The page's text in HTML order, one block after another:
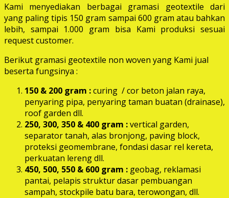
Kami menyediakan berbagai gramasi geotextile dari
yang paling tipis 150 gram sampai 600 gram atau bahkan
lebih, sampai 1.000 gram bisa Kami produksi sesuai
request customer.
Berikut gramasi geotextile non woven yang Kami jual
beserta fungsinya :
150 & 200 gram :curing / cor beton jalan raya,
penyaring pipa, penyaring taman buatan (drainase),
roof garden dll.
250, 300, 350 & 400 gram :vertical garden,
separator tanah, alas bronjong, paving block,
proteksi geomembrane, fondasi dasar rel kereta,
perkuatan lereng dll.
450, 500, 550 & 600 gram : geobag, reklamasi
pantai, pelapis struktur dasar pembuangan
sampah, stockpile batu bara, terowongan, dll.